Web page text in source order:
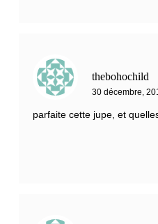
thebohochild
30 décembre,
parfaite cette jupe, et